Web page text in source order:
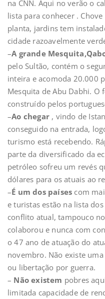
na CNN. Aqui no verão o
lista para conhecer .
planta, jardins tem
cidade razoavelmente
–A grande
pelo Sultão, contém o
inteira e acomoda 20.000
Mesquita de Abu Dabhi. O
construído pelos
–Ao chegar , vindo de
conseguido na entrada,
turismo está recebendo.
parte da diversificado da
petróleo sofreu um revés
dólares para os atuais ao
–É um dos países com
e turistas estão na lista
conflito atual, tampouco
colaborou e nunca com
o 47 ano de atuação do
novembro. Não existe
ou libertação por guerra.
– Não existem pobres
limitada capacidade de